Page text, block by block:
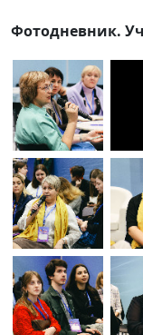
Фотодневник.